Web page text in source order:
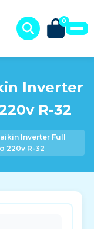
0
Inverter
R-32
Inverter Full
220v R-32